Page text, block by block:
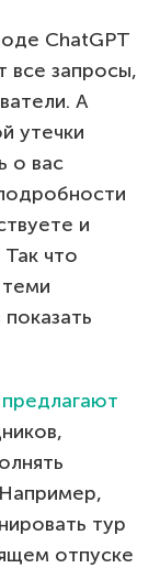
ChatGPT
все запросы,
А
утечки
о вас
и
что
предлагают
тур
отпуске